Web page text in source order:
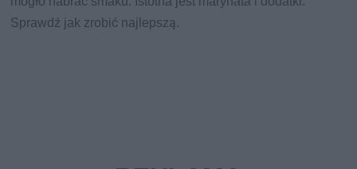
Sprawdź jak zrobić najlepszą.